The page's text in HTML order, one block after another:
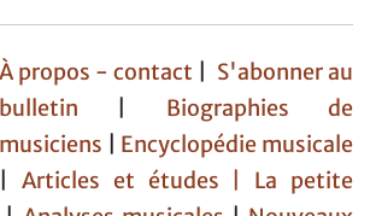
À propos - contact
S'abonner au
bulletin
Biographies de
musiciens
Encyclopédie musicale
|Articles et études | La petite